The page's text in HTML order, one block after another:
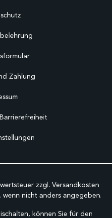
Zahlung
zzgl. Versandkosten
nicht anders angegeben.
können Sie für den